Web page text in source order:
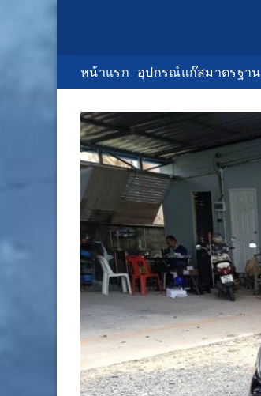
หน้าแรก
อุปกรณ์แก๊สมาตรฐาน